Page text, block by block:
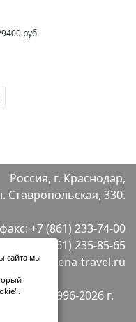
руб.
Россия, г. Краснодар,
Ставропольская, 330.
+7 (861) 233-74-00
+7 (861) 235-85-65
info@selena-travel.ru
1996-2026 г.
сайта мы